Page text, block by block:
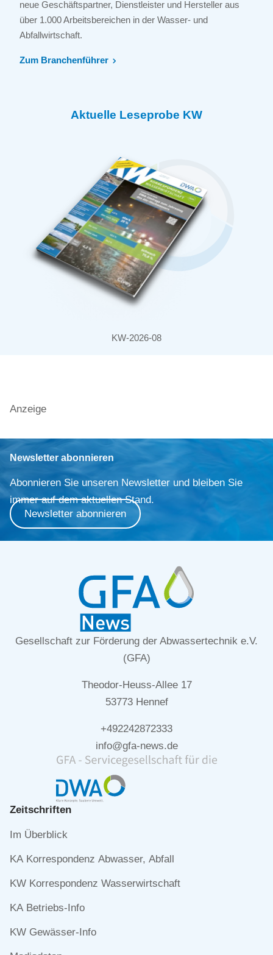
neue Geschäftspartner, Dienstleister und Hersteller aus
über 1.000 Arbeitsbereichen in der Wasser- und
Abfallwirtschaft.
Zum Branchenführer
Aktuelle Leseprobe KW
KW-2026-08
Anzeige
Newsletter abonnieren
Abonnieren Sie unseren Newsletter und bleiben Sie
immer auf dem aktuellen Stand.
Newsletter abonnieren
Gesellschaft zur Förderung der Abwassertechnik e.V.
(GFA)
Theodor-Heuss-Allee 17
53773 Hennef
+492242872333
info@gfa-news.de
Zeitschriften
Navigation
Im Überblick
KA Korrespondenz Abwasser, Abfall
KW Korrespondenz Wasserwirtschaft
KA Betriebs-Info
KW Gewässer-Info